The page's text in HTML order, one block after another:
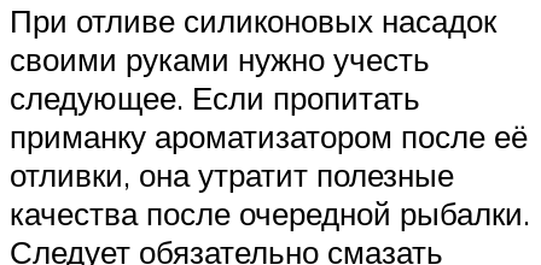
При отливе силиконовых насадок
своими руками нужно учесть
следующее. Если пропитать
приманку ароматизатором после её
отливки, она утратит полезные
качества после очередной рыбалки.
Следует обязательно смазать